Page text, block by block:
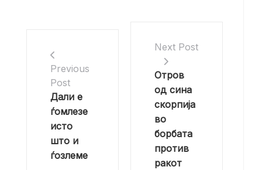
Previous
Post
Дали е
ѓомлезе
исто
што и
ѓозлеме
Next Post
Отров
од сина
скорпија
во
борбата
против
ракот